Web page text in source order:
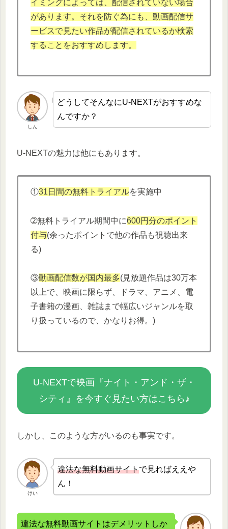
イミングによっては、配信されていない場合
があります。それを防ぐ為にも、動画配信サ
ービスで見たい作品が配信されているか検索
することをおすすめします。
しん
どうしてそんなにU-NEXTがおすすめな
んですか？
U-NEXTの魅力は他にもあります。
①31日間の無料トライアルを実施中
➁無料トライアル期間中に600円分のポイント
付与(余ったポイントで他の作品も視聴出来
る)
③動画配信数が国内最多(見放題作品は30万本
以上で、映画に限らず、ドラマ、アニメ、電
子書籍の漫画、雑誌まで幅広いジャンルを取
り扱っているので、かなりお得。)
U-NEXTで映画『ナイト・アンド・ザ・
シティ』を今すぐ見たい方はこちら♪
しかし、このような方がいるのも事実です。
けい
違法な無料動画サイトで見ればええや
ん！
違法な無料動画サイトはデメリットしか